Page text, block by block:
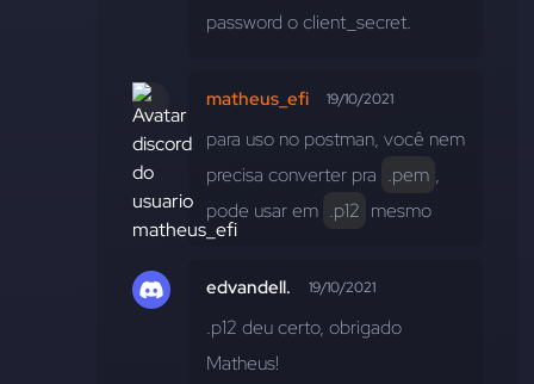
password o client_secret.
matheus_efi 19/10/2021
para uso no postman, você nem
precisa converter pra .pem ,
pode usar em .p12 mesmo
edvandell. 19/10/2021
.p12 deu certo, obrigado
Matheus!